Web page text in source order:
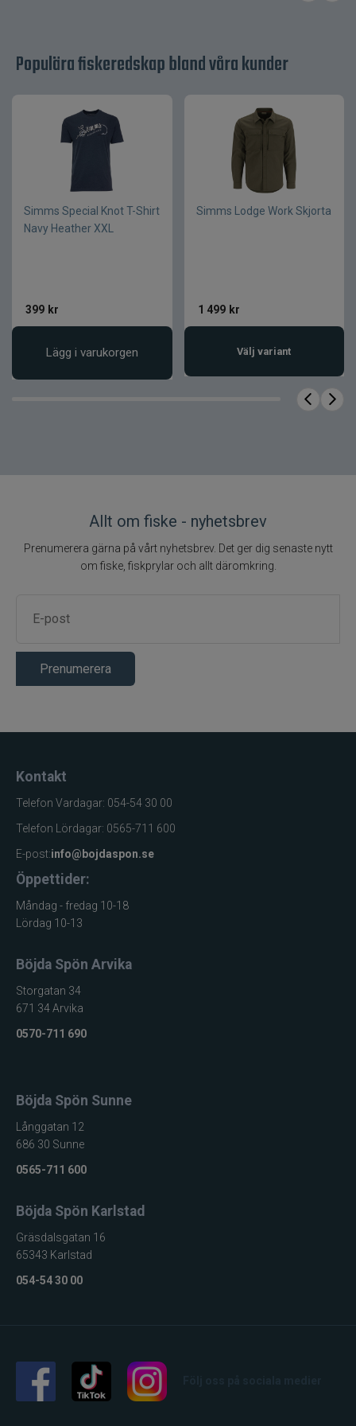
som håller säsong efter säsong.
Produktfördelar
DWR-behandlat yttertyg som stöter
bort vatten och fläckar
Ultramjuk fleece för långvarig komfort
Tidlös design med ikoniskt Anchor-
motiv
Andningsförmåga
Temperaturreglerande
fleece
50% bomull / 50%
Material
Populära fiskeredskap bland våra kunder
Simms Special Knot T-Shirt
Navy Heather XXL
399 kr
Lägg i varukorgen
Simms Lodge Work Skjorta
1 499 kr
Välj variant
Allt om fiske - nyhetsbrev
Prenumerera gärna på vårt nyhetsbrev. Det ger dig senaste nytt
om fiske, fiskprylar och allt däromkring.
Prenumerera
Kontakt
Telefon Vardagar: 054-54 30 00
Telefon Lördagar: 0565-711 600
E-post:info@bojdaspon.se
Öppettider:
Måndag - fredag 10-18
Lördag 10-13
Böjda Spön Arvika
Storgatan 34
671 34 Arvika
0570-711 690
Böjda Spön Sunne
Långgatan 12
686 30 Sunne
0565-711 600
Böjda Spön Karlstad
Gräsdalsgatan 16
65343 Karlstad
054-54 30 00